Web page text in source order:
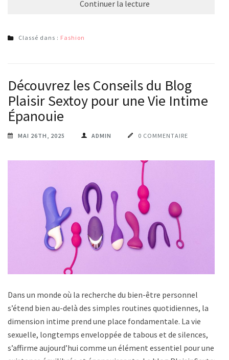
Continuer la lecture
Classé dans : Fashion
Découvrez les Conseils du Blog
Plaisir Sextoy pour une Vie Intime
Épanouie
MAI 26TH, 2025 ADMIN 0 COMMENTAIRE
Dans un monde où la recherche du bien-être personnel
s’étend bien au-delà des simples routines quotidiennes, la
dimension intime prend une place fondamentale. La vie
sexuelle, longtemps enveloppée de tabous et de silences,
s’affirme aujourd’hui comme un élément essentiel pour une